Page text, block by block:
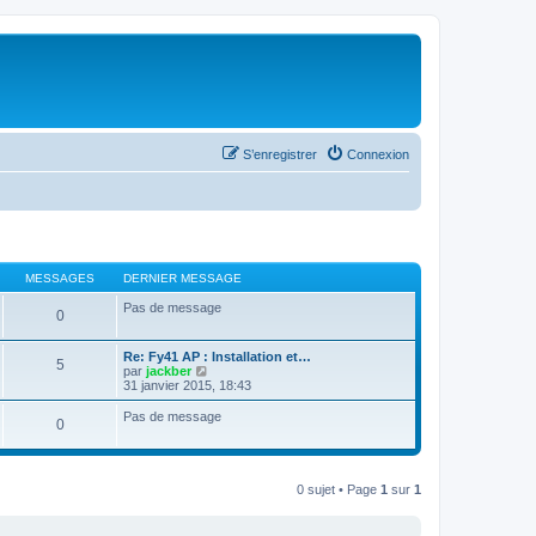
Connexion
S’enregistrer
MESSAGES DERNIER MESSAGE
0 Pas de message
5
Re: Fy41 AP : Installation et…
par jackber
o
i
r
l
d
31 janvier 2015, 18:43
0 Pas de message
0 sujet • Page 1 sur 1